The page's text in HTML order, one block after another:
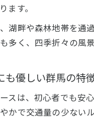
ます。
湖畔や森林地帯を通
多く、四季折々の風
も優しい群馬の特
スは、初心者でも安
かで交通量の少ない